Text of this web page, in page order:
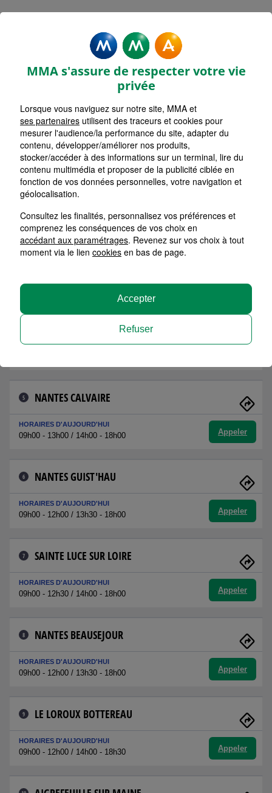
Rechercher une agence par code postal ou ville
Commencez à taper pour voir les suggestions de
Aucune suggestion disponible
LISTE AGENCES
HORAIRES D'AUJOURD'HUI
09h00 - 12h30 / 14h00 - 17h30
2 SAINT SEBASTIEN S LOIRE JOLIVER
HORAIRES D'AUJOURD'HUI
09h00 - 12h15 / 14h00 - 18h00
3 ILE DE NANTES
NANTES PABLO PICASSO
HORAIRES D'AUJOURD'HUI
5 NANTES CALVAIRE
HORAIRES D'AUJOURD'HUI
09h00 - 13h00 / 14h00 - 18h00 Appeler
6 NANTES GUIST'HAU
HORAIRES D'AUJOURD'HUI
09h00 - 12h00 / 13h30 - 18h00 Appeler
7 SAINTE LUCE SUR LOIRE
HORAIRES D'AUJOURD'HUI
09h00 - 12h30 / 14h00 - 18h00 Appeler
8 NANTES BEAUSEJOUR
HORAIRES D'AUJOURD'HUI
09h00 - 12h00 / 13h30 - 18h00 Appeler
9 LE LOROUX BOTTEREAU
HORAIRES D'AUJOURD'HUI
09h00 - 12h00 / 14h00 - 18h30 Appeler
MMA s'assure de respecter votre vie
privée
Lorsque vous naviguez sur notre site, MMA et
ses partenaires utilisent des traceurs et cookies pour
mesurer l'audience/la performance du site, adapter du
contenu, développer/améliorer nos produits,
stocker/accéder à des informations sur un terminal, lire du
contenu multimédia et proposer de la publicité ciblée en
fonction de vos données personnelles, votre navigation et
géolocalisation.
Consultez les finalités, personnalisez vos préférences et
comprenez les conséquences de vos choix en
accédant aux paramétrages. Revenez sur vos choix à tout
moment via le lien cookies en bas de page.
Refuser
Accepter